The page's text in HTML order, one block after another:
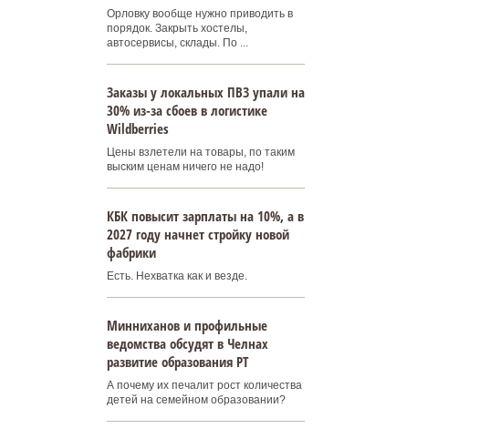
Орловку вообще нужно приводить в
порядок. Закрыть хостелы,
автосервисы, склады. По ...
Заказы у локальных ПВЗ упали на
30% из-за сбоев в логистике
Wildberries
Цены взлетели на товары, по таким
выским ценам ничего не надо!
КБК повысит зарплаты на 10%, а в
2027 году начнет стройку новой
фабрики
Есть. Нехватка как и везде.
Минниханов и профильные
ведомства обсудят в Челнах
развитие образования РТ
А почему их печалит рост количества
детей на семейном образовании?